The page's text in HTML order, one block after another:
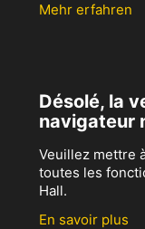
Mehr erfahren
Désolé, la
navigateur
Veuillez mettre
toutes les
Hall.
En savoir plus